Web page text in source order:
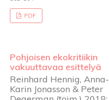
PDF
Pohjoisen ekokritiikin
vakuuttavaa esittelyä
Reinhard Hennig, Anna-
Karin Jonasson & Peter